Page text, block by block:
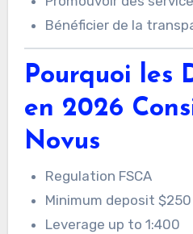
Bénéficier de la
Pourquoi les
en 2026
Novus
Regulation FSCA
Minimum deposit $250
Leverage up to 1:400